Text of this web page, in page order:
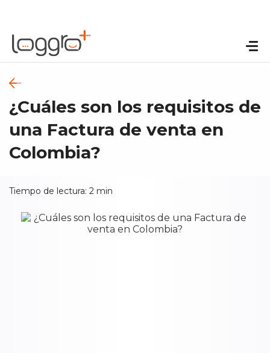
¿Cuáles son los requisitos de
una Factura de venta en
Colombia?
Tiempo de lectura: 2 min